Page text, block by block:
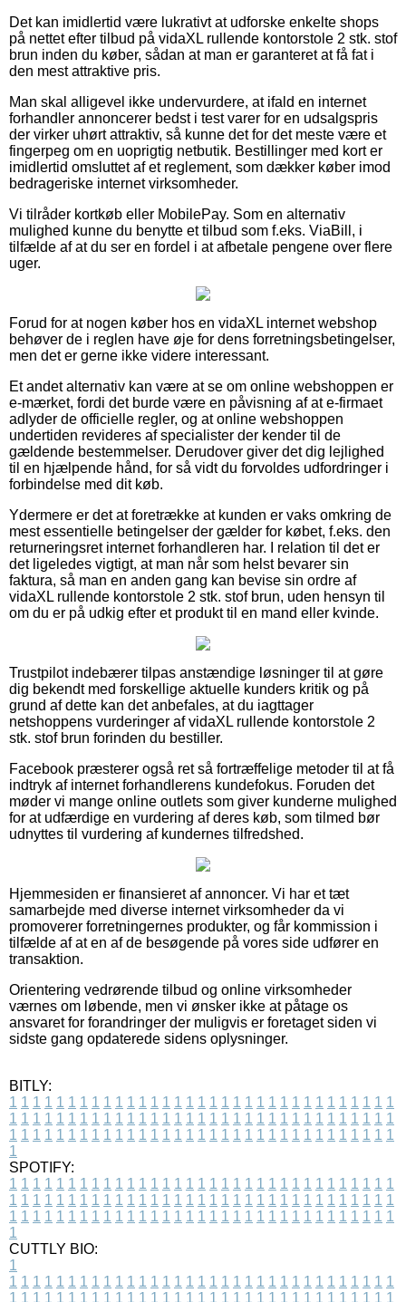
Det kan imidlertid være lukrativt at udforske enkelte shops
på nettet efter tilbud på vidaXL rullende kontorstole 2 stk. stof
brun inden du køber, sådan at man er garanteret at få fat i
den mest attraktive pris.
Man skal alligevel ikke undervurdere, at ifald en internet
forhandler annoncerer bedst i test varer for en udsalgspris
der virker uhørt attraktiv, så kunne det for det meste være et
fingerpeg om en uoprigtig netbutik. Bestillinger med kort er
imidlertid omsluttet af et reglement, som dækker køber imod
bedrageriske internet virksomheder.
Vi tilråder kortkøb eller MobilePay. Som en alternativ
mulighed kunne du benytte et tilbud som f.eks. ViaBill, i
tilfælde af at du ser en fordel i at afbetale pengene over flere
uger.
Forud for at nogen køber hos en vidaXL internet webshop
behøver de i reglen have øje for dens forretningsbetingelser,
men det er gerne ikke videre interessant.
Et andet alternativ kan være at se om online webshoppen er
e-mærket, fordi det burde være en påvisning af at e-firmaet
adlyder de officielle regler, og at online webshoppen
undertiden revideres af specialister der kender til de
gældende bestemmelser. Derudover giver det dig lejlighed
til en hjælpende hånd, for så vidt du forvoldes udfordringer i
forbindelse med dit køb.
Ydermere er det at foretrække at kunden er vaks omkring de
mest essentielle betingelser der gælder for købet, f.eks. den
returneringsret internet forhandleren har. I relation til det er
det ligeledes vigtigt, at man når som helst bevarer sin
faktura, så man en anden gang kan bevise sin ordre af
vidaXL rullende kontorstole 2 stk. stof brun, uden hensyn til
om du er på udkig efter et produkt til en mand eller kvinde.
Trustpilot indebærer tilpas anstændige løsninger til at gøre
dig bekendt med forskellige aktuelle kunders kritik og på
grund af dette kan det anbefales, at du iagttager
netshoppens vurderinger af vidaXL rullende kontorstole 2
stk. stof brun forinden du bestiller.
Facebook præsterer også ret så fortræffelige metoder til at få
indtryk af internet forhandlerens kundefokus. Foruden det
møder vi mange online outlets som giver kunderne mulighed
for at udfærdige en vurdering af deres køb, som tilmed bør
udnyttes til vurdering af kundernes tilfredshed.
Hjemmesiden er finansieret af annoncer. Vi har et tæt
samarbejde med diverse internet virksomheder da vi
promoverer forretningernes produkter, og får kommission i
tilfælde af at en af de besøgende på vores side udfører en
transaktion.
Orientering vedrørende tilbud og online virksomheder
værnes om løbende, men vi ønsker ikke at påtage os
ansvaret for forandringer der muligvis er foretaget siden vi
sidste gang opdaterede sidens oplysninger.
BITLY:
1 1 1 1 1 1 1 1 1 1 1 1 1 1 1 1 1 1 1 1 1 1 1 1 1 1 1 1 1 1 1 1 1
1 1 1 1 1 1 1 1 1 1 1 1 1 1 1 1 1 1 1 1 1 1 1 1 1 1 1 1 1 1 1 1 1
1 1 1 1 1 1 1 1 1 1 1 1 1 1 1 1 1 1 1 1 1 1 1 1 1 1 1 1 1 1 1 1 1
1
SPOTIFY:
1 1 1 1 1 1 1 1 1 1 1 1 1 1 1 1 1 1 1 1 1 1 1 1 1 1 1 1 1 1 1 1 1
1 1 1 1 1 1 1 1 1 1 1 1 1 1 1 1 1 1 1 1 1 1 1 1 1 1 1 1 1 1 1 1 1
1 1 1 1 1 1 1 1 1 1 1 1 1 1 1 1 1 1 1 1 1 1 1 1 1 1 1 1 1 1 1 1 1
1
CUTTLY BIO:
1
1 1 1 1 1 1 1 1 1 1 1 1 1 1 1 1 1 1 1 1 1 1 1 1 1 1 1 1 1 1 1 1 1
1 1 1 1 1 1 1 1 1 1 1 1 1 1 1 1 1 1 1 1 1 1 1 1 1 1 1 1 1 1 1 1 1